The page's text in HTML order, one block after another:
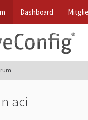
Dashboard
aci